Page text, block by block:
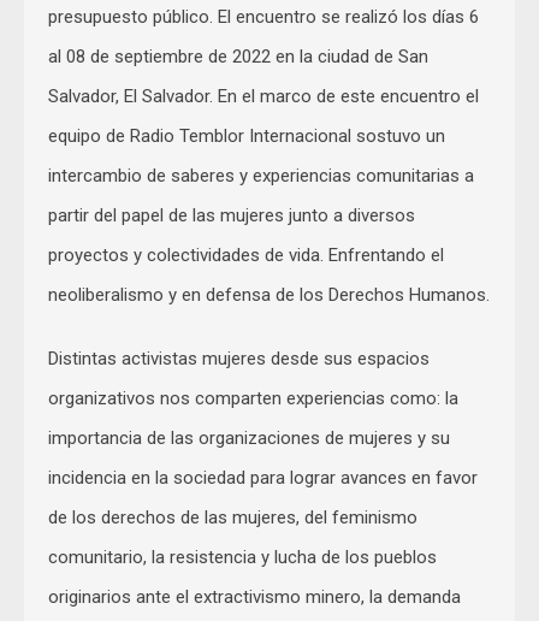
presupuesto público. El encuentro se realizó los días 6
al 08 de septiembre de 2022 en la ciudad de San
Salvador, El Salvador. En el marco de este encuentro el
equipo de Radio Temblor Internacional sostuvo un
intercambio de saberes y experiencias comunitarias a
partir del papel de las mujeres junto a diversos
proyectos y colectividades de vida. Enfrentando el
neoliberalismo y en defensa de los Derechos Humanos.
Distintas activistas mujeres desde sus espacios
organizativos nos comparten experiencias como: la
importancia de las organizaciones de mujeres y su
incidencia en la sociedad para lograr avances en favor
de los derechos de las mujeres, del feminismo
comunitario, la resistencia y lucha de los pueblos
originarios ante el extractivismo minero, la demanda